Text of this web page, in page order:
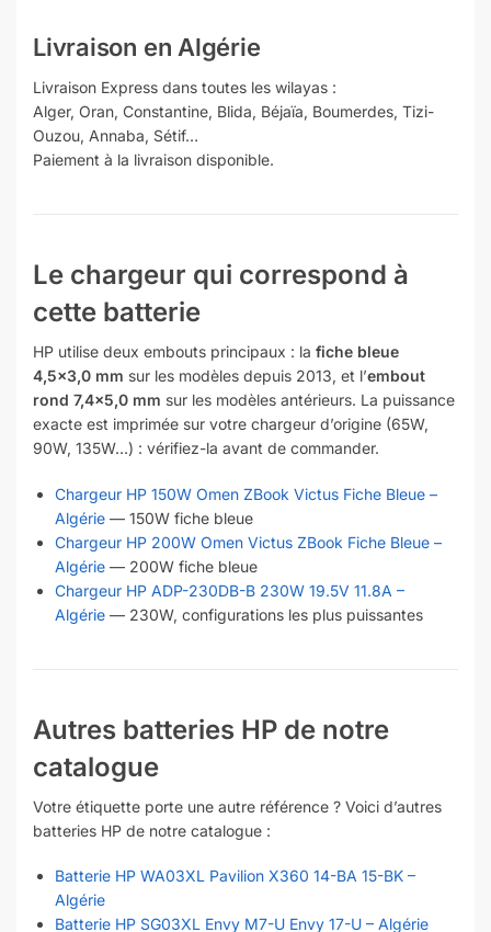
Livraison en Algérie
Livraison Express dans toutes les wilayas :
Alger, Oran, Constantine, Blida, Béjaïa, Boumerdes, Tizi-
Ouzou, Annaba, Sétif…
Paiement à la livraison disponible.
Le chargeur qui correspond à
cette batterie
HP utilise deux embouts principaux : la fiche bleue
4,5×3,0 mm sur les modèles depuis 2013, et l’embout
rond 7,4×5,0 mm sur les modèles antérieurs. La puissance
exacte est imprimée sur votre chargeur d’origine (65W,
90W, 135W…) : vérifiez-la avant de commander.
Chargeur HP 150W Omen ZBook Victus Fiche Bleue –
Algérie — 150W fiche bleue
Chargeur HP 200W Omen Victus ZBook Fiche Bleue –
Algérie — 200W fiche bleue
Chargeur HP ADP-230DB-B 230W 19.5V 11.8A –
Algérie — 230W, configurations les plus puissantes
Autres batteries HP de notre
catalogue
Votre étiquette porte une autre référence ? Voici d’autres
batteries HP de notre catalogue :
Batterie HP WA03XL Pavilion X360 14-BA 15-BK –
Algérie
Batterie HP SG03XL Envy M7-U Envy 17-U – Algérie